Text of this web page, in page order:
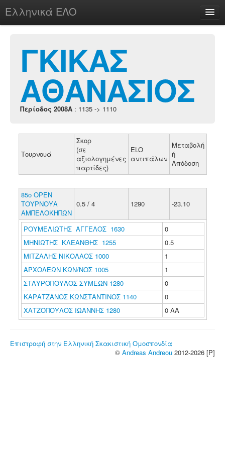
Ελληνικά ΕΛΟ
chesstu.be @ discord
Login
ΓΚΙΚΑΣ
ΑΘΑΝΑΣΙΟΣ
Περίοδος 2008A : 1135 -> 1110
Τουρνουά
Σκορ
(σε
αξιολογημένες
παρτίδες)
ELO
αντιπάλων
Μεταβολή
ή
Απόδοση
85ο ΟΡΕΝ
ΤΟΥΡΝΟΥΑ
ΑΜΠΕΛΟΚΗΠΩΝ
0.5 / 4 1290 -23.10
ΡΟΥΜΕΛΙΩΤΗΣ ΑΓΓΕΛΟΣ 1630
0
ΜΗΝΙΩΤΗΣ ΚΛΕΑΝΘΗΣ 1255
0.5
ΜΙΤΖΑΛΗΣ ΝΙΚΟΛΑΟΣ 1000
1
ΑΡΧΟΛΕΩΝ ΚΩΝ/ΝΟΣ 1005
1
ΣΤΑΥΡΟΠΟΥΛΟΣ ΣΥΜΕΩΝ 1280
0
ΚΑΡΑΤΖΑΝΟΣ ΚΩΝΣΤΑΝΤΙΝΟΣ 1140
0
ΧΑΤΖΟΠΟΥΛΟΣ ΙΩΑΝΝΗΣ 1280
0 ΑΑ
Επιστροφή στην Ελληνική Σκακιστική Ομοσπονδία
© Andreas Andreou 2012-2026 [P]